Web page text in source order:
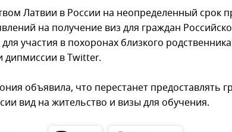
Латвии в России на неопределенный срок
на получение виз для граждан
участия в похоронах близкого
дипмиссии в Twitter.
объявила, что перестанет предоставлять
вид на жительство и визы для обучения.